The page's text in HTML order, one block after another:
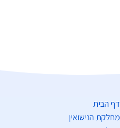
דף הבית
מחלקת הנישואין